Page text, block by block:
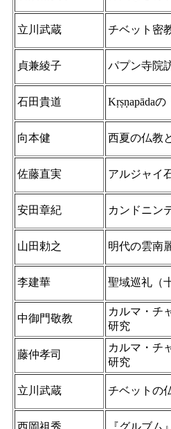
立川武蔵 チベット密
貞兼綾子 パプン寺院
石田貴道 Kṛṣṇapāda
向本健 西夏の仏教
佐藤直実 アルジャイ
安田章紀 カンドニン
山田勅之 明代の雲南
李建華 聖域巡礼（
中御門敬教
カルマ・チ
研究
藤仲孝司
カルマ・チ
研究
立川武蔵 チベットの
西岡祖秀 『グルブム